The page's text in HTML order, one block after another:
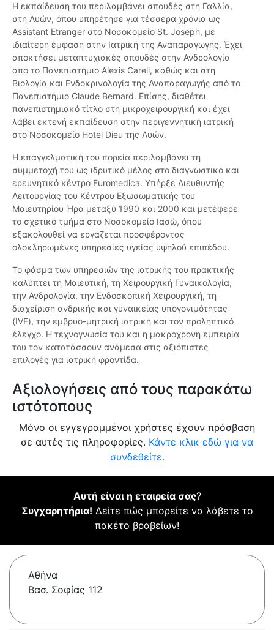
Η εκπαίδευση του περιλαμβάνει σπουδές στη Γαλλία,
στη Λυών, όπου υπηρέτησε για τέσσερα χρόνια ως
Assistant Etranger στο Νοσοκομείο St. Joseph, με
ιδιαίτερη έμφαση στην Ιατρική της Αναπαραγωγής. Έχει
αποκτήσει μεταπτυχιακές σπουδές στην Ανδρολογία
από το Πανεπιστήμιο Alexis Carell, καθώς και στη
Βιολογία και Ενδοκρινολογία της Αναπαραγωγής από το
Πανεπιστήμιο Claude Bernard. Επίσης, διαθέτει
πανεπιστημιακό τίτλο στη μικροχειρουργική και έχει
λάβει εκτενή εκπαίδευση στην περιγεννητική ιατρική
στο Νοσοκομείο Hotel Dieu της Λυών.
Η επαγγελματική του πορεία περιλαμβάνει τη
συμμετοχή του ως ιδρυτικό μέλος στο διαγνωστικό και
ερευνητικό κέντρο Euromedica. Υπήρξε Διευθυντής
Λειτουργίας του Κέντρου Εξωσωματικής του
Μαιευτηρίου Ήρα μεταξύ 1990 και 2000 και μετέφερε
το σχετικό τμήμα στο Νοσοκομείο Ιασώ, όπου
εξακολουθεί να εργάζεται προσφέροντας
ολοκληρωμένες υπηρεσίες υγείας υψηλού επιπέδου.
Το φάσμα των υπηρεσιών της ιατρικής του πρακτικής
καλύπτει τη Μαιευτική, τη Χειρουργική Γυναικολογία,
την Ανδρολογία, την Ενδοσκοπική Χειρουργική, τη
διαχείριση ανδρικής και γυναικείας υπογονιμότητας
(IVF), την εμβρυο-μητρική ιατρική και τον προληπτικό
έλεγχο. Η τεχνογνωσία του και η μακρόχρονη εμπειρία
του τον κατατάσσουν ανάμεσα στις αξιόπιστες
επιλογές για ιατρική φροντίδα.
Αξιολογήσεις από τους παρακάτω
ιστότοπους
Μόνο οι εγγεγραμμένοι χρήστες έχουν πρόσβαση
σε αυτές τις πληροφορίες. Κάντε κλικ εδώ για να
συνδεθείτε.
Αυτή είναι η εταιρεία σας?
Συγχαρητήρια! Δείτε πώς μπορείτε να λάβετε το
πακέτο βραβείων!
Αθήνα
Βασ. Σοφίας 112